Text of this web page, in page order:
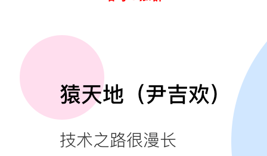
加
字...
7.ON
CU...
8.
服
务
优